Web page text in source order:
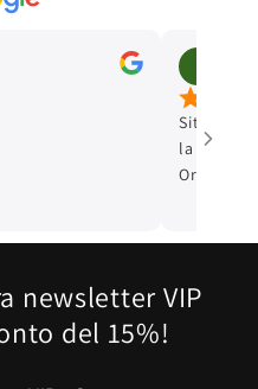
Imran Khan
apr 2, 2022
Sito affidabile sia
la consegna Siamo veramente soddisfatti
Ordinerò
newsletter VIP
del 15%!